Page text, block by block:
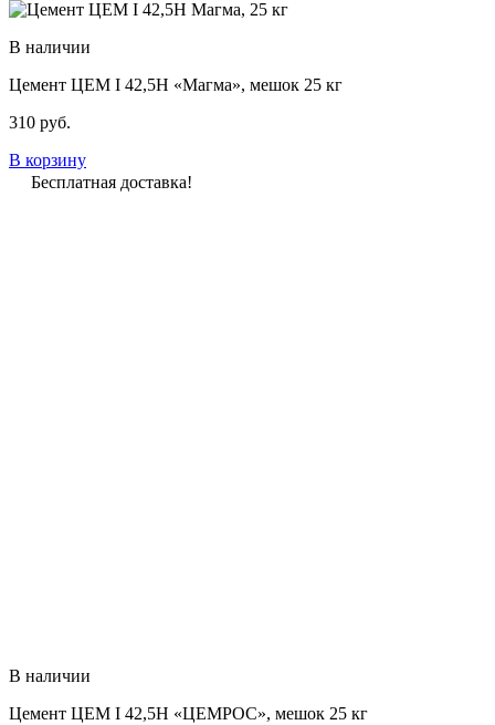
В наличии
Цемент ЦЕМ I 42,5Н «Магма», мешок 25 кг
310 руб.
В корзину
Бесплатная доставка!
В наличии
Цемент ЦЕМ I 42,5Н «ЦЕМРОС», мешок 25 кг